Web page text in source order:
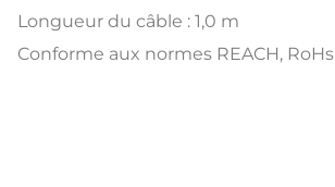
Longueur du câble : 1,0 m
Conforme aux normes REACH, RoHs